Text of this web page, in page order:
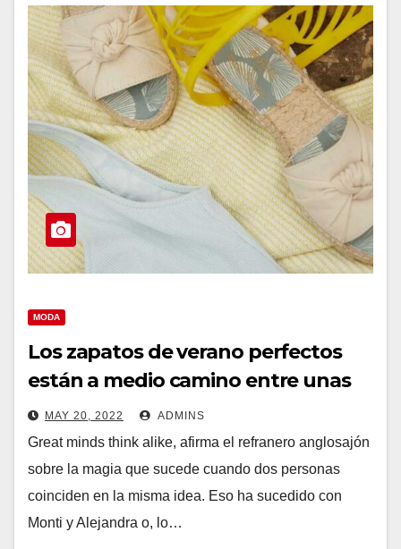
MODA
Los zapatos de verano perfectos
están a medio camino entre unas
alpargatas y una chanclas de
piscina
MAY 20, 2022 ADMINS
Great minds think alike, afirma el refranero anglosajón
sobre la magia que sucede cuando dos personas
coinciden en la misma idea. Eso ha sucedido con
Monti y Alejandra o, lo…